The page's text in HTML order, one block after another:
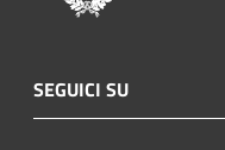
SEGUICI SU